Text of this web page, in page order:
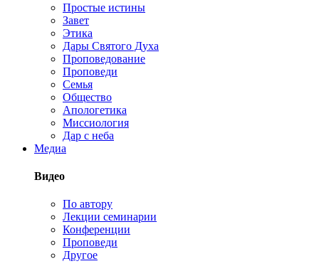
Простые истины
Завет
Этика
Дары Святого Духа
Проповедование
Проповеди
Семья
Общество
Апологетика
Миссиология
Дар с неба
Медиа
Видео
По автору
Лекции семинарии
Конференции
Проповеди
Другое